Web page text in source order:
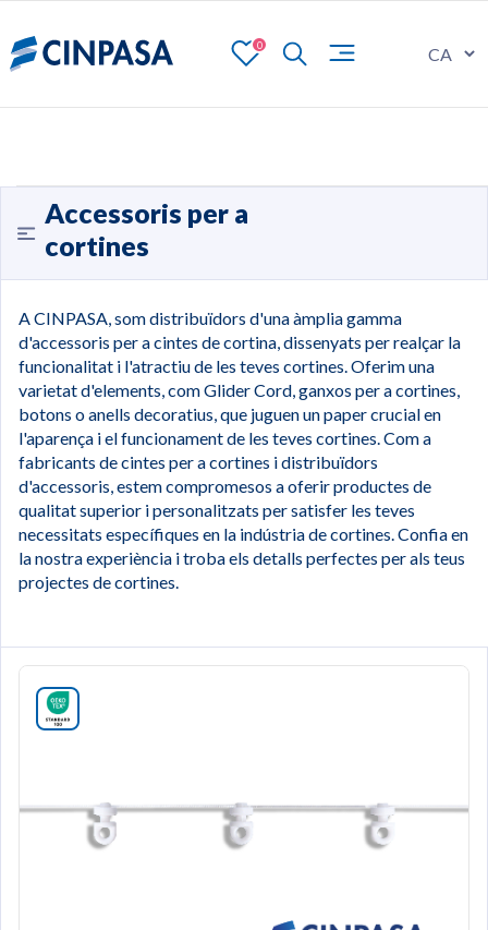
0
Accessoris per a
cortines
A CINPASA, som distribuïdors d'una àmplia gamma
d'accessoris per a cintes de cortina, dissenyats per realçar la
funcionalitat i l'atractiu de les teves cortines. Oferim una
varietat d'elements, com Glider Cord, ganxos per a cortines,
botons o anells decoratius, que juguen un paper crucial en
l'aparença i el funcionament de les teves cortines. Com a
fabricants de cintes per a cortines i distribuïdors
d'accessoris, estem compromesos a oferir productes de
qualitat superior i personalitzats per satisfer les teves
necessitats específiques en la indústria de cortines. Confia en
la nostra experiència i troba els detalls perfectes per als teus
projectes de cortines.